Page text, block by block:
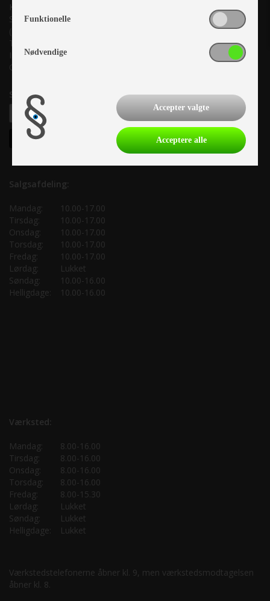
Kronjyllands Camping Center A/S
Suderholmen 10, 8960 Randers SØ
(Lige ud til Grenåvej)
Tlf. +45 87 10 98 70
Info@as-kcc.dk
CVR: 33 38 77 33
Samtykke til nyhedsbrev
Salgsafdeling:
Mandag:
10.00-17.00
Tirsdag:
10.00-17.00
Onsdag:
10.00-17.00
Torsdag:
10.00-17.00
Fredag:
10.00-17.00
Lørdag:
Lukket
Søndag:
10.00-16.00
Helligdage:
10.00-16.00
Værksted:
Mandag:
8.00-16.00
Tirsdag:
8.00-16.00
Onsdag:
8.00-16.00
Torsdag:
8.00-16.00
Fredag:
8.00-15.30
Lørdag:
Lukket
Søndag:
Lukket
Helligdage:
Lukket
Værkstedstelefonerne åbner kl. 9, men værkstedsmodtagelsen
åbner kl. 8.
Funktionelle
Nødvendige
Accepter valgte
Acceptere alle